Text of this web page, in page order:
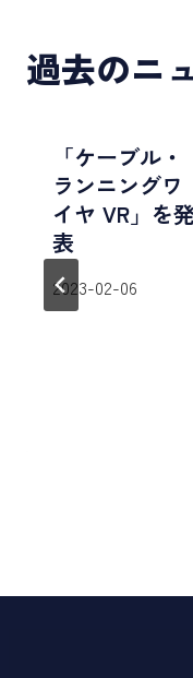
過去のニ
「ケーブル・
ランニングワ
イヤ VR」を
表
2023-02-06